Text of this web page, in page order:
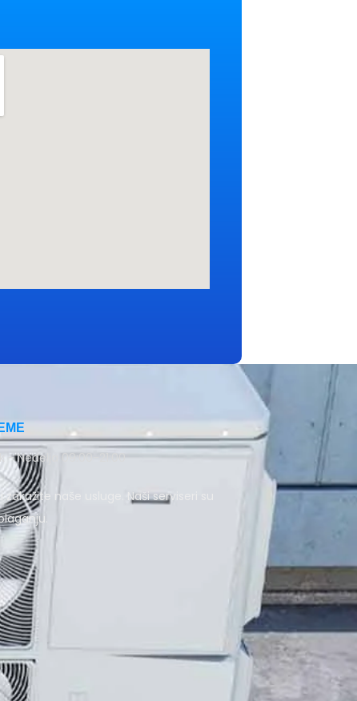
- Nedelja 09:00-21:00
naše usluge. Naši serviseri su